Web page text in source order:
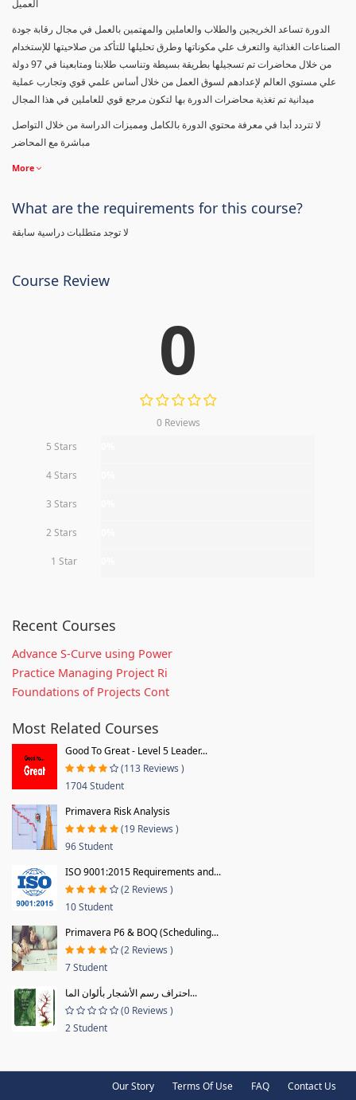
العميل
الدورة تساعد الخريجين والطلاب والعاملين والمهتمين بالعمل في مجال رقابة جودة
الصناعات الغذائية والتعرف علي مكوناتها وطرق تحليلها للتأكد من صلاحيتها للإستخدام
من خلال محاضرات تم تسجيلها بطريقة بسيطة وتناسب طلابنا ومتابعينا في 97 دولة
علي مستوي العالم لإعدادهم لسوق العمل من خلال أساس علمي قوي وتجارب عملية
ميدانية تم تغذية محاضرات الدورة بها لتكون مرجع قوي للعاملين في هذا المجال
لا تتردد أبدا في معرفة محتوي الدورة بالكامل ومميزات الدراسة من خلال التواصل
مباشرة مع المحاضر
More
What are the requirements for this course?
لا توجد متطلبات دراسية سابقة
Course Review
0
0 Reviews
5 Stars
4 Stars
3 Stars
2 Stars
1 Star
Recent Courses
Advance S-Curve using Power
Practice Managing Project Ri
Foundations of Projects Cont
Most Related Courses
Good To Great - Level 5 Leader...
(113 Reviews )
1704 Student
Primavera Risk Analysis
(19 Reviews )
96 Student
ISO 9001:2015 Requirements and...
(2 Reviews )
10 Student
Primavera P6 & BOQ (Scheduling...
(2 Reviews )
7 Student
احتراف رسم الأشجار بألوان الما...
(0 Reviews )
2 Student
Our Story Terms Of Use FAQ Contact Us